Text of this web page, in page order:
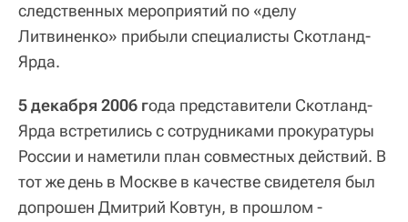
следственных мероприятий по «делу
Литвиненко» прибыли специалисты Скотланд-
Ярда.
5 декабря 2006 года представители Скотланд-
Ярда встретились с сотрудниками прокуратуры
России и наметили план совместных действий. В
тот же день в Москве в качестве свидетеля был
допрошен Дмитрий Ковтун, в прошлом -